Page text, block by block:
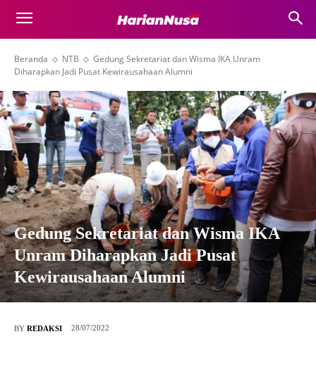
Beranda NTB
Gedung Sekretariat dan Wisma IKA Unram
Diharapkan Jadi Pusat Kewirausahaan Alumni
Gedung Sekretariat dan Wisma IKA
Unram Diharapkan Jadi Pusat
Kewirausahaan Alumni
BY REDAKSI 28/07/2022